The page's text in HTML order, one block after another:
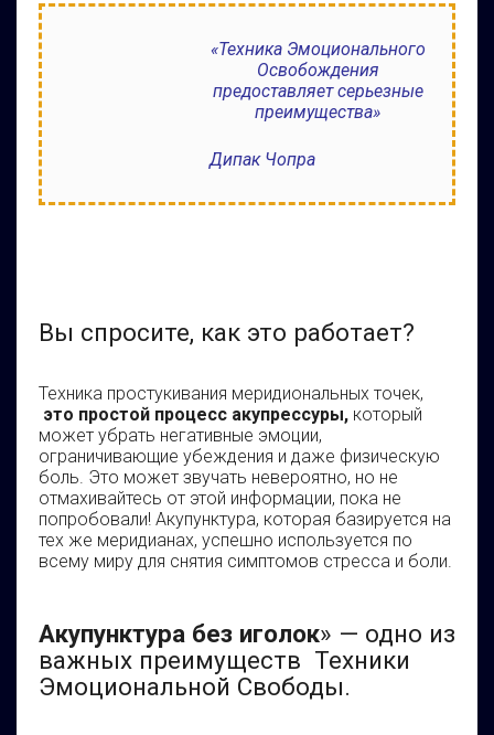
«Техника Эмоционального
Освобождения
предоставляет серьезные
преимущества»
Дипак Чопра
Вы спросите, как это работает?
Техника простукивания меридиональных точек,
это простой процесс акупрессуры, который
может убрать негативные эмоции,
ограничивающие убеждения и даже физическую
боль. Это может звучать невероятно, но не
отмахивайтесь от этой информации, пока не
попробовали! Акупунктура, которая базируется на
тех же меридианах, успешно используется по
всему миру для снятия симптомов стресса и боли.
Акупунктура без иголок» — одно из
важных преимуществ Техники
Эмоциональной Свободы.